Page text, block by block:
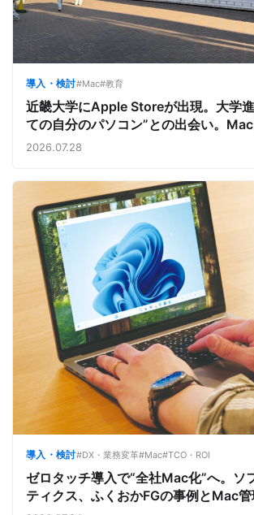
導入・検討#Mac#教育
近畿大学にApple Storeが出現。大学
ての自分のパソコン”との出会い。
魅力と楽しさを、夏のオープンキャン
2026.07.28
導入・検討#DX・業務変革#Mac#TCO・ROI
ゼロタッチ導入で“全社Mac化”へ。ソ
ティクス、ふくおかFGの事例とMac管